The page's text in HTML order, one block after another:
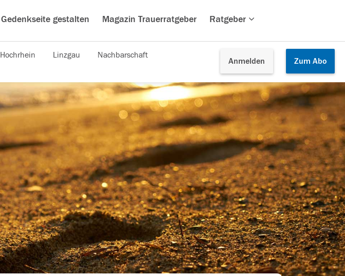
Gedenkseite gestalten Magazin Trauerratgeber Ratgeber
Anmelden Zum Abo
Hochrhein Linzgau Nachbarschaft